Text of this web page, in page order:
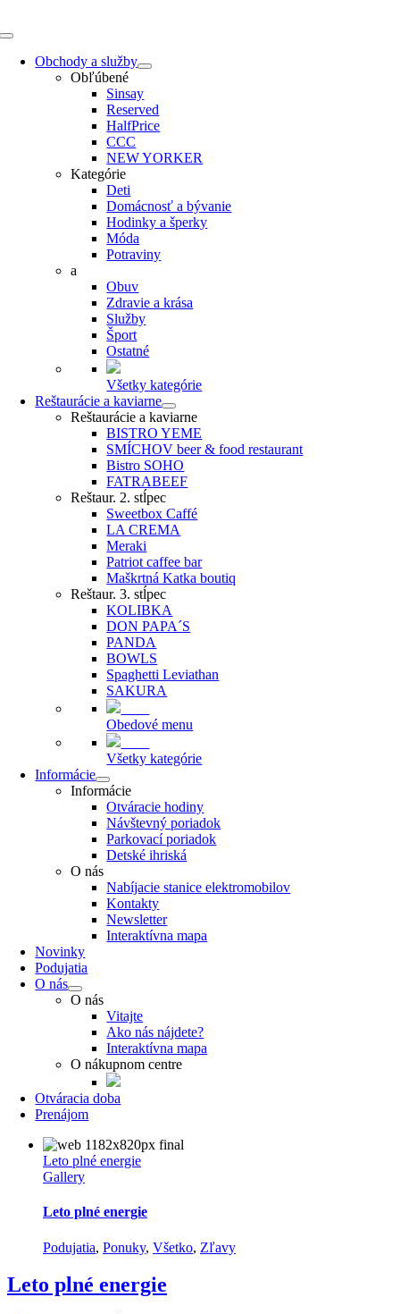
to
Toggle
NavigationObchody a služby
Obľúbené
Sinsay
Reserved
HalfPrice
CCC
NEW YORKER
Kategórie
Deti
Domácnosť a bývanie
Hodinky a šperky
Móda
Potraviny
a
Obuv
Zdravie a krása
Služby
Šport
Ostatné
Všetky kategórie
Reštaurácie a kaviarne
Reštaurácie a kaviarne
BISTRO YEME
SMÍCHOV beer & food restaurant
Bistro SOHO
FATRABEEF
Reštaur. 2. stĺpec
Sweetbox Caffé
LA CREMA
Meraki
Patriot caffee bar
Maškrtná Katka boutiq
Reštaur. 3. stĺpec
KOLIBKA
DON PAPA´S
PANDA
BOWLS
Spaghetti Leviathan
SAKURA
Obedové menu
Všetky kategórie
Informácie
Informácie
Otváracie hodiny
Návštevný poriadok
Parkovací poriadok
Detské ihriská
O nás
Nabíjacie stanice elektromobilov
Kontakty
Newsletter
Interaktívna mapa
Novinky
Podujatia
O nás
O nás
Vitajte
Ako nás nájdete?
Interaktívna mapa
O nákupnom centre
Otváracia doba
Prenájom
Leto plné energie
Gallery
Leto plné energie
Podujatia, Ponuky, Všetko, Zľavy
Leto plné energie